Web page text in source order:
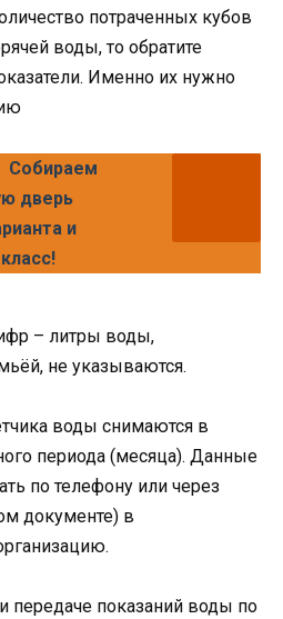
потраченных кубов
воды, то обратите
Именно их нужно
Собираем
дверь
и
– литры воды,
не указываются.
воды снимаются в
периода (месяца). Данные
по телефону или через
документе) в
передаче показаний воды по